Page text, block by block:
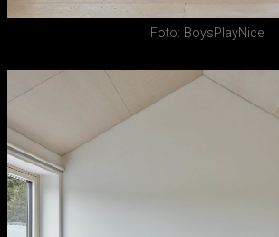
Foto: BoysPlayNice